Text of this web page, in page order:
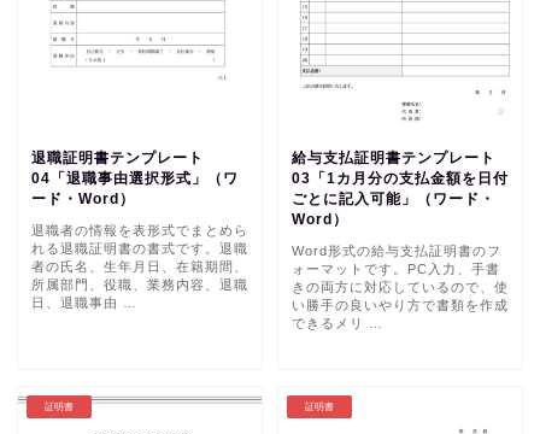
退職証明書テンプレート
04「退職事由選択形式」（ワ
ード・Word）
退職者の情報を表形式でまとめら
れる退職証明書の書式です。退職
者の氏名、生年月日、在籍期間、
所属部門、役職、業務内容、退職
日、退職事由 …
給与支払証明書テンプレート
03「1カ月分の支払金額を日付
ごとに記入可能」（ワード・
Word）
Word形式の給与支払証明書のフ
ォーマットです。PC入力、手書
きの両方に対応しているので、使
い勝手の良いやり方で書類を作成
できるメリ …
証明書 証明書